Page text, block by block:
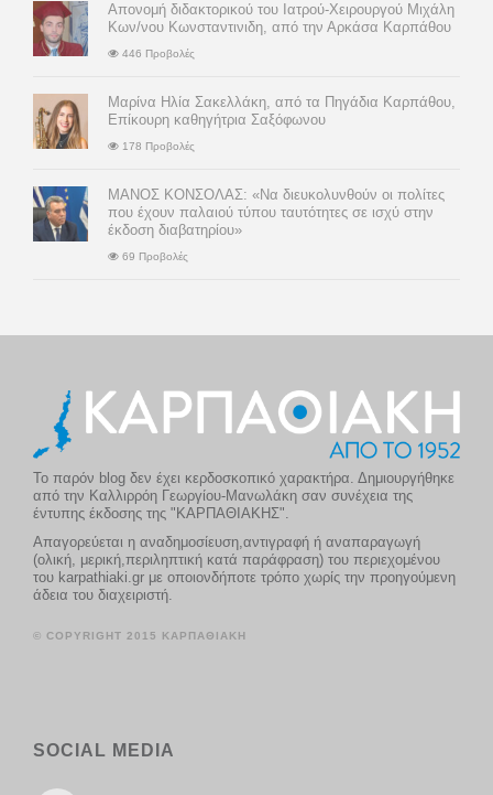
Απονομή διδακτορικού του Ιατρού-Χειρουργού Μιχάλη
Κων/νου Κωνσταντινιδη, από την Αρκάσα Καρπάθου
446 Προβολές
Μαρίνα Ηλία Σακελλάκη, από τα Πηγάδια Καρπάθου,
Επίκουρη καθηγήτρια Σαξόφωνου
178 Προβολές
ΜΑΝΟΣ ΚΟΝΣΟΛΑΣ: «Να διευκολυνθούν οι πολίτες
που έχουν παλαιού τύπου ταυτότητες σε ισχύ στην
έκδοση διαβατηρίου»
69 Προβολές
Το παρόν blog δεν έχει κερδοσκοπικό χαρακτήρα. Δημιουργήθηκε
από την Καλλιρρόη Γεωργίου-Μανωλάκη σαν συνέχεια της
έντυπης έκδοσης της "ΚΑΡΠΑΘΙΑΚΗΣ".
Απαγορεύεται η αναδημοσίευση,αντιγραφή ή αναπαραγωγή
(ολική, μερική,περιληπτική κατά παράφραση) του περιεχομένου
του karpathiaki.gr με οποιονδήποτε τρόπο χωρίς την προηγούμενη
άδεια του διαχειριστή.
© COPYRIGHT 2015 ΚΑΡΠΑΘΙΑΚΗ
SOCIAL MEDIA